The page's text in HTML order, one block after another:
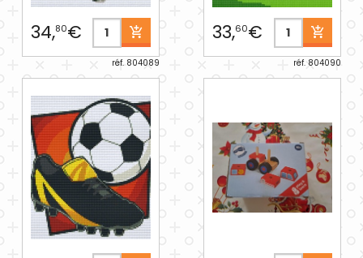
34,80€
réf. 804089
33,60€
réf. 804090